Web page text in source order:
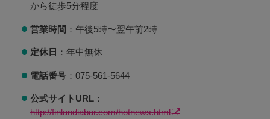
から徒歩5分程度
営業時間 ：午後5時〜翌午前2時
定休日 ：年中無休
電話番号：075-561-5644
公式サイトURL：
http://finlandiabar.com/hotnews.html